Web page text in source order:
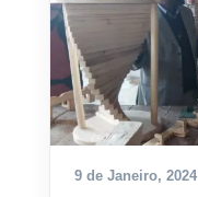
9 de Janeiro, 2024